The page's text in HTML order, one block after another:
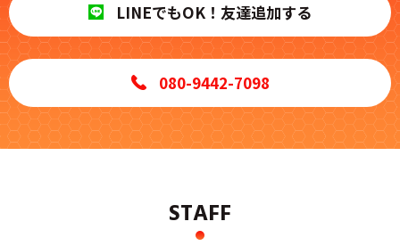
LINEでもOK！友達追加する
080-9442-7098
STAFF